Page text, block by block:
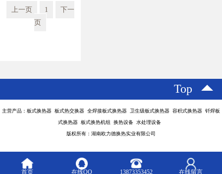
上一页 1
下一
页
Top
主营产品：板式换热器 板式热交换器 全焊接板式换热器 卫生级板式换热器 容积式换热器 钎焊板
式换热器 板式换热机组 换热设备 水处理设备
版权所有：湖南欧力德换热实业有限公司
首页 在线QQ 13873353452 在线留言